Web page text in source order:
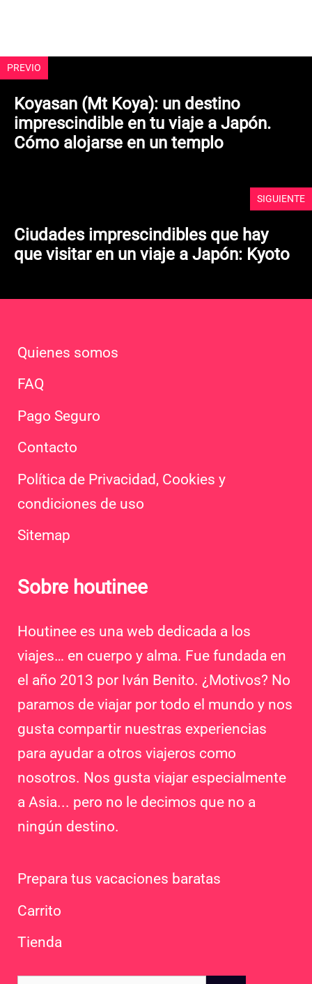
PREVIO
Koyasan (Mt Koya): un destino
imprescindible en tu viaje a Japón.
Cómo alojarse en un templo
SIGUIENTE
Ciudades imprescindibles que hay
que visitar en un viaje a Japón: Kyoto
Quienes somos
FAQ
Pago Seguro
Contacto
Política de Privacidad, Cookies y
condiciones de uso
Sitemap
Sobre houtinee
Houtinee es una web dedicada a los
viajes… en cuerpo y alma. Fue fundada en
el año 2013 por Iván Benito. ¿Motivos? No
paramos de viajar por todo el mundo y nos
gusta compartir nuestras experiencias
para ayudar a otros viajeros como
nosotros. Nos gusta viajar especialmente
a Asia... pero no le decimos que no a
ningún destino.
Prepara tus vacaciones baratas
Carrito
Tienda